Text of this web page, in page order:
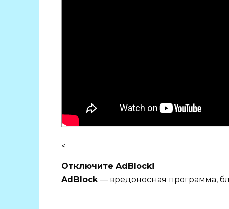
<
Отключите AdBlock!
AdBlock — вредоносная программа,